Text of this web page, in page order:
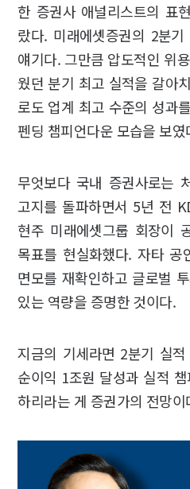
한 증권사 애널리스트의 표
랐다. 미래에셋증권의 2분
얘기다. 그만큼 압도적인 위
웠던 분기 최고 실적을 갈아
로도 업계 최고 수준의 성과
펜딩 챔피언다운 모습을 보였
무엇보다 국내 증권사로는
고지를 돌파하면서 5년 전
현주 미래에셋그룹 회장이
목표를 현실화했다. 자타 공
면모를 재확인하고 글로벌
있는 역량을 증명한 것이다.
지금의 기세라면 2분기 실
순이익 1조원 달성과 실적
하리라는 게 증권가의 전망이